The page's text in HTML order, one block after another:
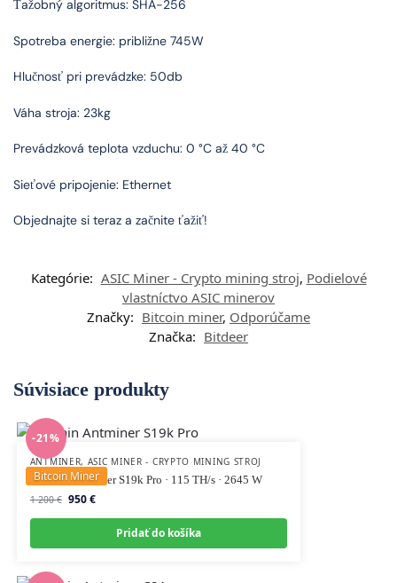
Ťažobný algoritmus: SHA-256
Spotreba energie: približne 745W
Hlučnosť pri prevádzke: 50db
Váha stroja: 23kg
Prevádzková teplota vzduchu: 0 °C až 40 °C
Sieťové pripojenie: Ethernet
Objednajte si teraz a začnite ťažiť!
Kategórie: ASIC Miner - Crypto mining stroj, Podielové
vlastníctvo ASIC minerov
Značky: Bitcoin miner, Odporúčame
Značka: Bitdeer
Súvisiace produkty
-21%
Bitcoin Miner
ANTMINER, ASIC MINER - CRYPTO MINING STROJ
Bitmain Antminer S19k Pro · 115 TH/s · 2645 W
1 200€ 950€
Pridať do košíka